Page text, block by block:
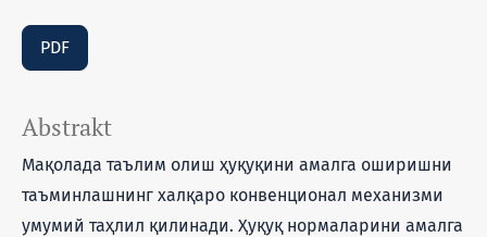
PDF
Abstrakt
Мақолада таълим олиш ҳуқуқини амалга оширишни
таъминлашнинг халқаро конвенционал механизми
умумий таҳлил қилинади. Ҳуқуқ нормаларини амалга